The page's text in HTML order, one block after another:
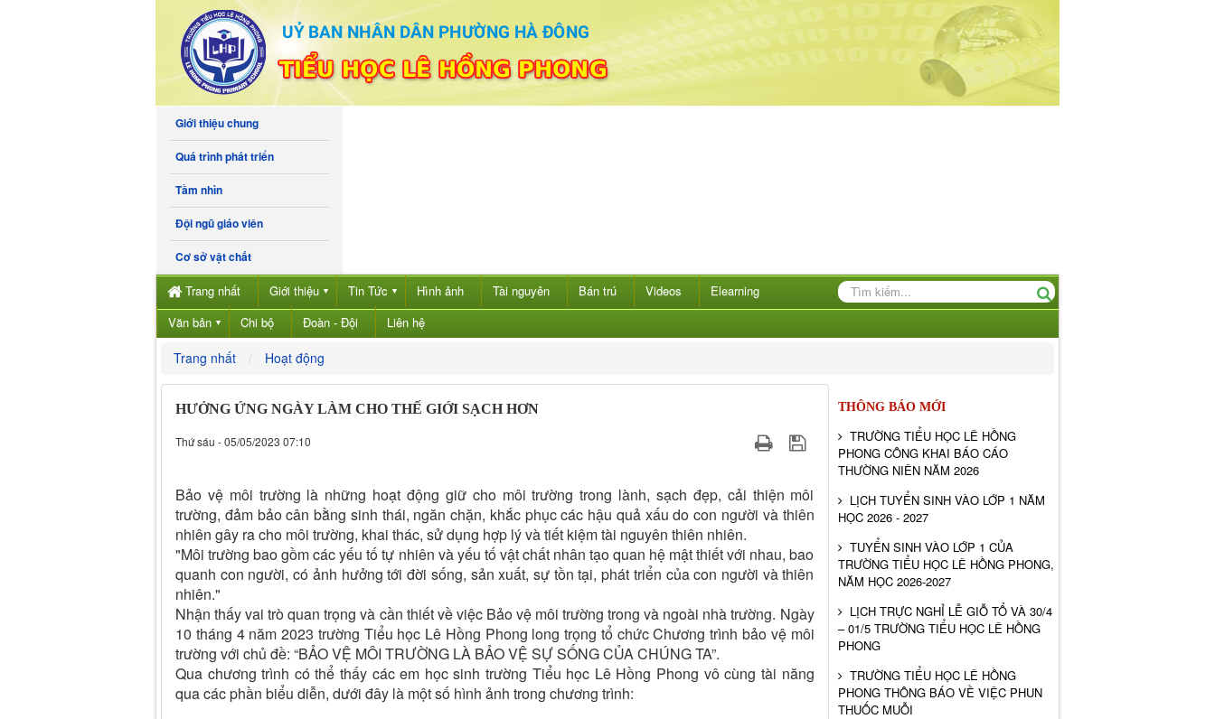
Giới thiệu chung
Quá trình phát triển
Tầm nhìn
Đội ngũ giáo viên
Cơ sở vật chất
Trang nhất Giới thiệu ▼ Tin Tức ▼ Hình ảnh Tài nguyên Bán trú Videos
Elearning
Văn bản ▼ Chi bộ Đoàn - Đội Liên hệ
Trang nhất Hoạt động
HƯỞNG ỨNG NGÀY LÀM CHO THẾ GIỚI SẠCH HƠN
Thứ sáu - 05/05/2023 07:10
Bảo vệ môi trường là những hoạt động giữ cho môi trường trong lành, sạch đẹp, cải thiện môi
trường, đảm bảo cân bằng sinh thái, ngăn chặn, khắc phục các hậu quả xấu do con người và thiên
nhiên gây ra cho môi trường, khai thác, sử dụng hợp lý và tiết kiệm tài nguyên thiên nhiên.
"Môi trường bao gồm các yếu tố tự nhiên và yếu tố vật chất nhân tạo quan hệ mật thiết với nhau, bao
quanh con người, có ảnh hưởng tới đời sống, sản xuất, sự tồn tại, phát triển của con người và thiên
nhiên."
Nhận thấy vai trò quan trọng và cần thiết về việc Bảo vệ môi trường trong và ngoài nhà trường. Ngày
10 tháng 4 năm 2023 trường Tiểu học Lê Hồng Phong long trọng tổ chức Chương trình bảo vệ môi
trường với chủ đề: “BẢO VỆ MÔI TRƯỜNG LÀ BẢO VỆ SỰ SỐNG CỦA CHÚNG TA”.
Qua chương trình có thể thấy các em học sinh trường Tiểu học Lê Hồng Phong vô cùng tài năng
qua các phần biểu diễn, dưới đây là một số hình ảnh trong chương trình:
THÔNG BÁO MỚI
TRƯỜNG TIỂU HỌC LÊ HỒNG
PHONG CÔNG KHAI BÁO CÁO
THƯỜNG NIÊN NĂM 2026
LỊCH TUYỂN SINH VÀO LỚP 1 NĂM
HỌC 2026 - 2027
TUYỂN SINH VÀO LỚP 1 CỦA
TRƯỜNG TIỂU HỌC LÊ HỒNG PHONG,
NĂM HỌC 2026-2027
LỊCH TRỰC NGHỈ LỄ GIỖ TỔ VÀ 30/4
– 01/5 TRƯỜNG TIỂU HỌC LÊ HỒNG
PHONG
TRƯỜNG TIỂU HỌC LÊ HỒNG
PHONG THÔNG BÁO VỀ VIỆC PHUN
THUỐC MUỖI